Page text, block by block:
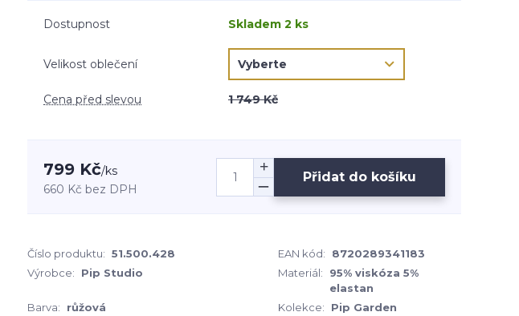
Dostupnost Skladem 2 ks
Velikost oblečení
Cena před slevou 1 749 Kč
799 Kč/ks
660 Kč bez DPH
Přidat do košíku
Číslo produktu: 51.500.428 EAN kód:
8720289341183
Výrobce:
Pip Studio Materiál:
95% viskóza 5%
elastan
Barva:
růžová Kolekce: Pip Garden